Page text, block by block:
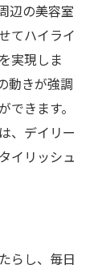
辺の美容室
てハイライ
実現しま
動きが強調
きます。
、デイリー
イリッシュ
らし、毎日